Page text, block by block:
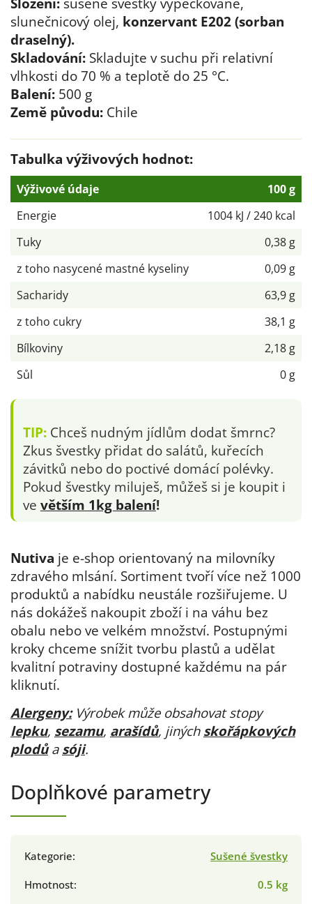
slunečnicový olej, konzervant E202 (sorban
draselný).
Skladování: Skladujte v suchu při relativní
vlhkosti do 70 % a teplotě do 25 °C.
Balení: 500 g
Země původu: Chile
Tabulka výživových hodnot:
Výživové údaje
100 g
Energie
1004 kJ / 240 kcal
Tuky
0,38 g
z toho nasycené mastné kyseliny
0,09 g
Sacharidy
63,9 g
z toho cukry
38,1 g
Bílkoviny
2,18 g
Sůl
0 g
TIP: Chceš nudným jídlům dodat šmrnc?
Zkus švestky přidat do salátů, kuřecích
závitků nebo do poctivé domácí polévky.
Pokud švestky miluješ, můžeš si je koupit i
ve větším 1kg balení!
Nutiva je e-shop orientovaný na milovníky
zdravého mlsání. Sortiment tvoří více než 1000
produktů a nabídku neustále rozšiřujeme. U
nás dokážeš nakoupit zboží i na váhu bez
obalu nebo ve velkém množství. Postupnými
kroky chceme snížit tvorbu plastů a udělat
kvalitní potraviny dostupné každému na pár
kliknutí.
Alergeny:Výrobek může obsahovat stopy
lepku, sezamu, arašídů, jiných skořápkových
plodůa sóji.
Doplňkové parametry
Kategorie:
Sušené švestky
Hmotnost:
0.5 kg